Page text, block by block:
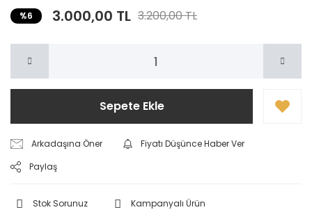
%6 3.000,00 TL 3.200,00 TL
Sepete Ekle
Arkadaşına Öner
Fiyatı Düşünce Haber Ver
Paylaş
Stok Sorunuz Kampanyalı Ürün